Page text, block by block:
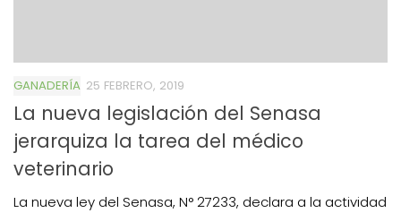
GANADERÍA 25 FEBRERO, 2019
La nueva legislación del Senasa
jerarquiza la tarea del médico
veterinario
La nueva ley del Senasa, N° 27233, declara a la actividad